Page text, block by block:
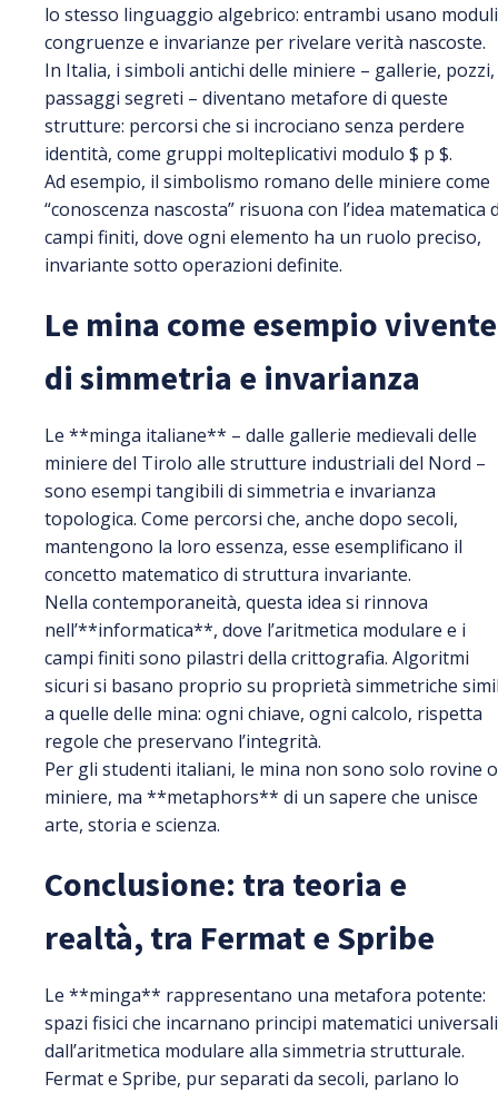
lo stesso linguaggio algebrico: entrambi usano
congruenze e invarianze per rivelare verità nascoste.
In Italia, i simboli antichi delle miniere – gallerie, pozzi,
passaggi segreti – diventano metafore di queste
strutture: percorsi che si incrociano senza perdere
identità, come gruppi molteplicativi modulo $ p $.
Ad esempio, il simbolismo romano delle miniere come
“conoscenza nascosta” risuona con l’idea matematica
campi finiti, dove ogni elemento ha un ruolo preciso,
invariante sotto operazioni definite.
Le mina come esempio vivente
di simmetria e invarianza
Le **minga italiane** – dalle gallerie medievali delle
miniere del Tirolo alle strutture industriali del Nord –
sono esempi tangibili di simmetria e invarianza
topologica. Come percorsi che, anche dopo secoli,
mantengono la loro essenza, esse esemplificano il
concetto matematico di struttura invariante.
Nella contemporaneità, questa idea si rinnova
nell’**informatica**, dove l’aritmetica modulare e i
campi finiti sono pilastri della crittografia. Algoritmi
sicuri si basano proprio su proprietà simmetriche
a quelle delle mina: ogni chiave, ogni calcolo, rispetta
regole che preservano l’integrità.
Per gli studenti italiani, le mina non sono solo rovine o
miniere, ma **metaphors** di un sapere che unisce
arte, storia e scienza.
Conclusione: tra teoria e
realtà, tra Fermat e Spribe
Le **minga** rappresentano una metafora potente:
spazi fisici che incarnano principi matematici
dall’aritmetica modulare alla simmetria strutturale.
Fermat e Spribe, pur separati da secoli, parlano lo